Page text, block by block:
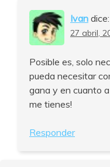
Ivan dice:
27 abril,
Posible es, solo
pueda necesitar
gana y en cuanto
me tienes!
Responder